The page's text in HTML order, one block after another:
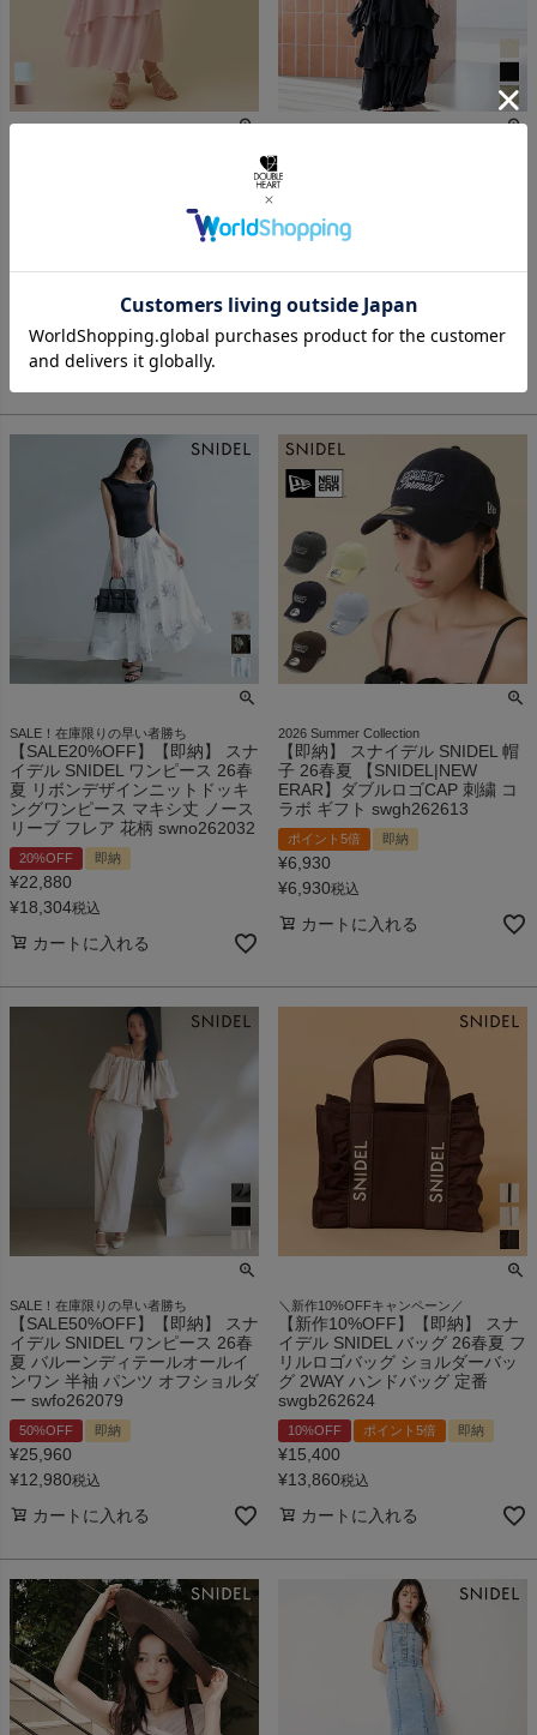
【SALE40%OFF】【即納】 スナ
サテンナローティアードスカー
ト マキシ丈 フリル swfs262131
カートに入れる
【即納】 スナイデル SNIDEL ワ
キングカットベアワンピース マ
キシ丈 ベアトップ フリル
¥17,930
¥17,930税込
SALE！在庫限りの早い者勝ち
【SALE20%OFF】【即納】 スナ
イデル SNIDEL ワンピース 26春
夏 リボンデザインニットドッキ
ングワンピース マキシ丈 ノース
リーブ フレア 花柄 swno262032
20%OFF 即納
¥22,880
¥18,304税込
カートに入れる
2026 Summer Collection
【即納】 スナイデル SNIDEL 帽
子 26春夏 【SNIDEL|NEW
ERAR】ダブルロゴCAP 刺繍 コ
ラボ ギフト swgh262613
ポイント5倍 即納
¥6,930
¥6,930税込
カートに入れる
SALE！在庫限りの早い者勝ち
【SALE50%OFF】【即納】 スナ
イデル SNIDEL ワンピース 26春
夏 バルーンディテールオールイ
ンワン 半袖 パンツ オフショルダ
ー swfo262079
50%OFF 即納
¥25,960
¥12,980税込
カートに入れる
＼新作10%OFFキャンペーン／
【新作10%OFF】【即納】 スナ
イデル SNIDEL バッグ 26春夏 フ
リルロゴバッグ ショルダーバッ
グ 2WAY ハンドバッグ 定番
swgb262624
10%OFF ポイント5倍 即納
¥15,400
¥13,860税込
カートに入れる